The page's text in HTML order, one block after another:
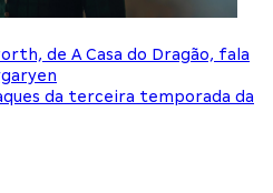
de A Casa do Dragão, fala
da terceira temporada da